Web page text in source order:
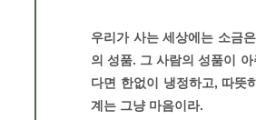
우리가 사는 세상에는 소금
의 성품. 그 사람의 성품이
다면 한없이 냉정하고, 따뜻
계는 그냥 마음이라.